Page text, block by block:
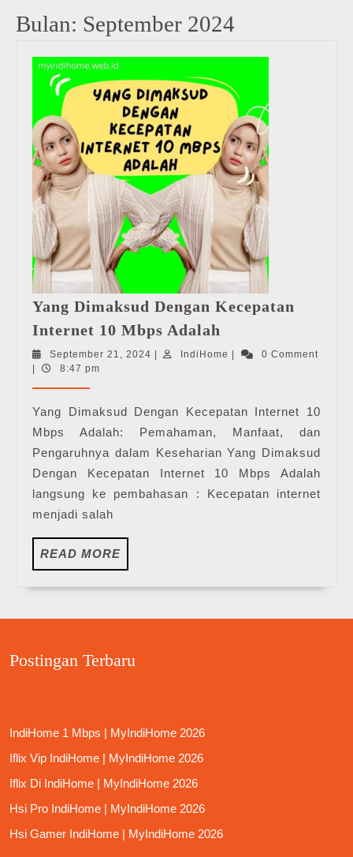
Bulan: September 2024
Yang Dimaksud Dengan Kecepatan
Internet 10 Mbps Adalah
Dimaksud
Dengan
10
Mbps
Adalah
September 21, 2024 SeptemberIndiHome IndiHome0 Comment
8:47 pm
Yang Dimaksud Dengan Kecepatan Internet 10
Mbps Adalah: Pemahaman, Manfaat, dan
Pengaruhnya dalam Keseharian Yang Dimaksud
Dengan Kecepatan Internet 10 Mbps Adalah
langsung ke pembahasan : Kecepatan internet
menjadi salah
READ MOREREAD
MORE
Postingan Terbaru
IndiHome 1 Mbps | MyIndiHome 2026
Iflix Vip IndiHome | MyIndiHome 2026
Iflix Di IndiHome | MyIndiHome 2026
Hsi Pro IndiHome | MyIndiHome 2026
Hsi Gamer IndiHome | MyIndiHome 2026